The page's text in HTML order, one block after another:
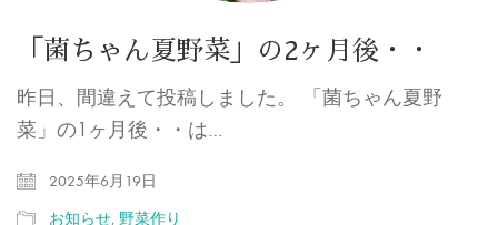
「菌ちゃん夏野菜」の2ヶ月後・・
昨日、間違えて投稿しました。 「菌ちゃん夏野
菜」の1ヶ月後・・は…
2025年6月19日
お知らせ, 野菜作り